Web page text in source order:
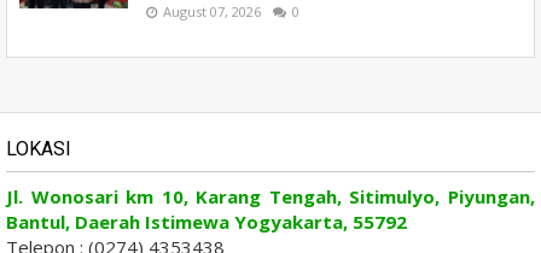
August 07, 2026 0
LOKASI
Jl. Wonosari km 10, Karang Tengah, Sitimulyo, Piyungan,
Bantul, Daerah Istimewa Yogyakarta, 55792
Telepon : (0274) 4353438